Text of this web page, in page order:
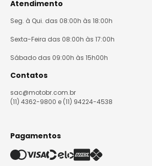
Atendimento
Seg. à Qui. das 08:00h às 18:00h
Sexta-Feira das 08:00h às 17:00h
Sábado das 09:00h às 15h00h
Contatos
sac@motobr.com.br
(11) 4362-9800 e (11) 94224-4538
Pagamentos